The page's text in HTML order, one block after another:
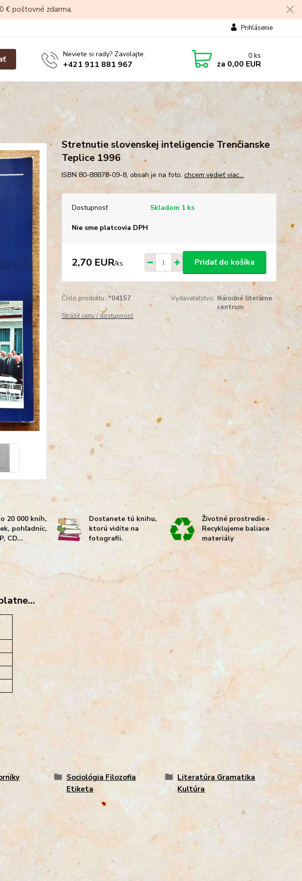
€ poštovné zdarma.
Prihlásenie
Neviete si rady? Zavolajte.
+421 911 881 967
0 ks
za 0,00 EUR
Stretnutie slovenskej inteligencie Trenčianske
Teplice 1996
ISBN 80-88878-09-8, obsah je na foto. chcem vedieť viac...
Dostupnosť Skladom 1 ks
Nie sme platcovia DPH
2,70 EUR/ks Pridať do košíka
Číslo produktu: *04157 Vydavateľstvo: Národné literárne
centrum
Strážiť cenu / dostupnosť
20 000 kníh,
pohľadníc,
CD...
Dostanete tú knihu,
ktorú vidíte na
fotografii.
Životné prostredie -
Recyklujeme baliace
materiály
Sociológia Filozofia
Etiketa
Literatúra Gramatika
Kultúra